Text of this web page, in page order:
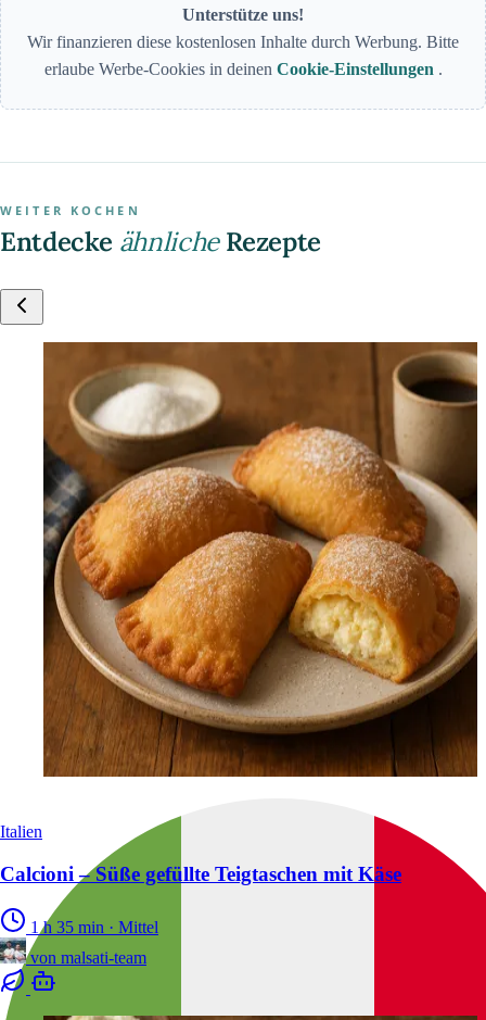
Unterstütze uns!
Wir finanzieren diese kostenlosen Inhalte durch Werbung. Bitte
erlaube Werbe-Cookies in deinen Cookie-Einstellungen .
WEITER KOCHEN
Entdecke ähnlicheRezepte
Italien
Calcioni – Süße gefüllte Teigtaschen mit Käse
1 h 35 min · Mittel
von malsati-team